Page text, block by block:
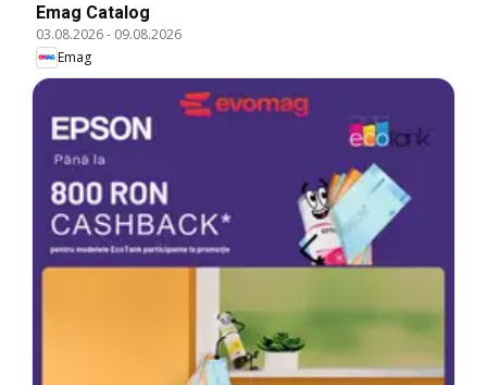
Emag Catalog
03.08.2026- 09.08.2026
Emag